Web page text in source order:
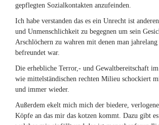
gepflegten Sozialkontakten anzufeinden.
Ich habe verstanden das es ein Unrecht ist
und Unmenschlichkeit zu begegnen um sein
Arschlöchern zu wahren mit denen man
befreundet war.
Die erhebliche Terror,- und Gewaltbereitschaft
wie mittelständischen rechten Milieu schockiert
und immer wieder.
Außerdem ekelt mich mich der biedere,
Köpfe an das mir das kotzen kommt. Dazu gibt